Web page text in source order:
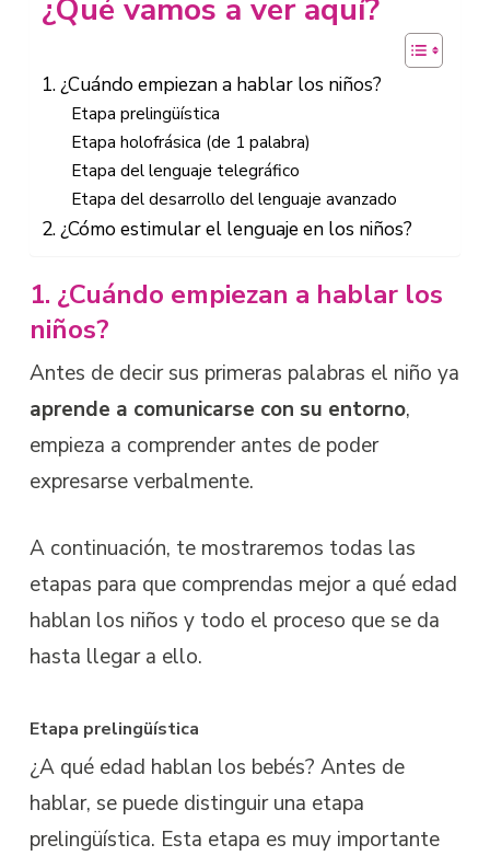
¿Qué vamos a ver aquí?
1. ¿Cuándo empiezan a hablar los niños?
Etapa prelingüística
Etapa holofrásica (de 1 palabra)
Etapa del lenguaje telegráfico
Etapa del desarrollo del lenguaje avanzado
2. ¿Cómo estimular el lenguaje en los niños?
1. ¿Cuándo empiezan a hablar los
niños?
Antes de decir sus primeras palabras el niño ya
aprende a comunicarse con su entorno,
empieza a comprender antes de poder
expresarse verbalmente.
A continuación, te mostraremos todas las
etapas para que comprendas mejor a qué edad
hablan los niños y todo el proceso que se da
hasta llegar a ello.
Etapa prelingüística
¿A qué edad hablan los bebés? Antes de
hablar, se puede distinguir una etapa
prelingüística. Esta etapa es muy importante